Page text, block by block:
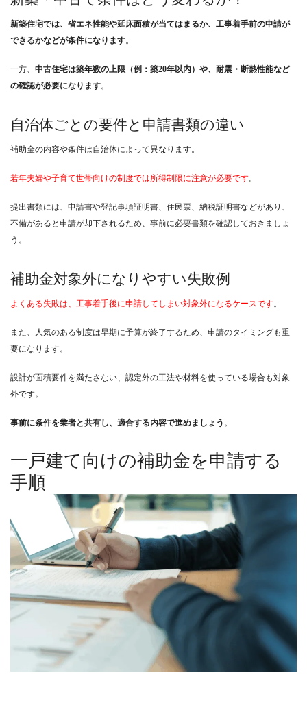
新築住宅では、省エネ性能や延床面積が当てはまるか、工事着手前の申請が
できるかなどが条件になります。
一方、 中古住宅は築年数の上限（例：築20年以内）や、耐震・断熱性能など
の確認が必要になります。
自治体ごとの要件と申請書類の違い
補助金の内容や条件は自治体によって異なります。
若年夫婦や子育て世帯向けの制度では所得制限に注意が必要です。
提出書類には、申請書や登記事項証明書、住民票、納税証明書などがあり、
不備があると申請が却下されるため、事前に必要書類を確認しておきましょ
う。
補助金対象外になりやすい失敗例
よくある失敗は、工事着手後に申請してしまい対象外になるケースです。
また、人気のある制度は早期に予算が終了するため、申請のタイミングも重
要になります。
設計が面積要件を満たさない、認定外の工法や材料を使っている場合も対象
外です。
事前に条件を業者と共有し、適合する内容で進めましょう 。
一戸建て向けの補助金を申請する
手順